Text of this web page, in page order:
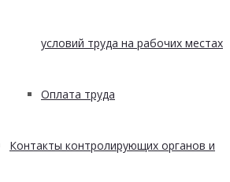
условий труда на рабочих местах
Оплата труда
Контакты контролирующих органов и